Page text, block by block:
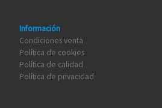
Información
Condiciones venta
Política de cookies
Política de calidad
Política de privacidad